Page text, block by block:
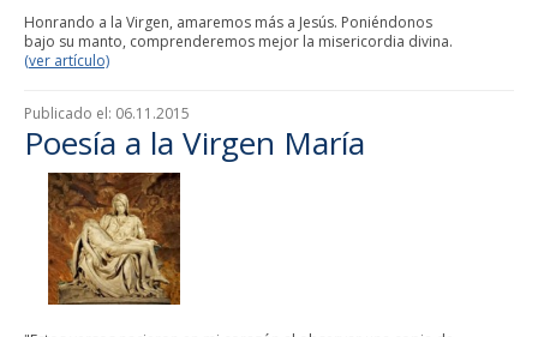
Honrando a la Virgen, amaremos más a Jesús. Poniéndonos
bajo su manto, comprenderemos mejor la misericordia divina.
(ver artículo)
Publicado el: 06.11.2015
Poesía a la Virgen María